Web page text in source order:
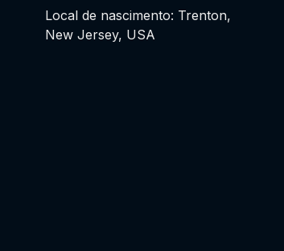
Local de nascimento: Trenton,
New Jersey, USA